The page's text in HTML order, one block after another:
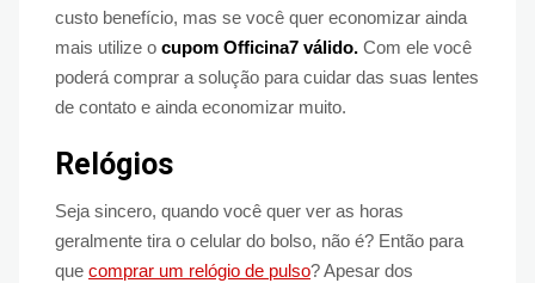
custo benefício, mas se você quer economizar ainda
mais utilize o cupom Officina7 válido. Com ele você
poderá comprar a solução para cuidar das suas lentes
de contato e ainda economizar muito.
Relógios
Seja sincero, quando você quer ver as horas
geralmente tira o celular do bolso, não é? Então para
que comprar um relógio de pulso? Apesar dos